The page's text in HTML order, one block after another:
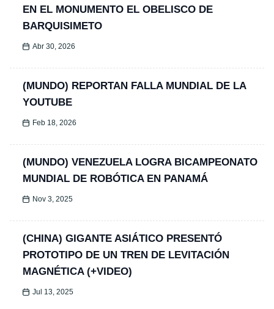
EN EL MONUMENTO EL OBELISCO DE
BARQUISIMETO
Abr 30, 2026
(MUNDO) REPORTAN FALLA MUNDIAL DE LA
YOUTUBE
Feb 18, 2026
(MUNDO) VENEZUELA LOGRA BICAMPEONATO
MUNDIAL DE ROBÓTICA EN PANAMÁ
Nov 3, 2025
(CHINA) GIGANTE ASIÁTICO PRESENTÓ
PROTOTIPO DE UN TREN DE LEVITACIÓN
MAGNÉTICA (+VIDEO)
Jul 13, 2025